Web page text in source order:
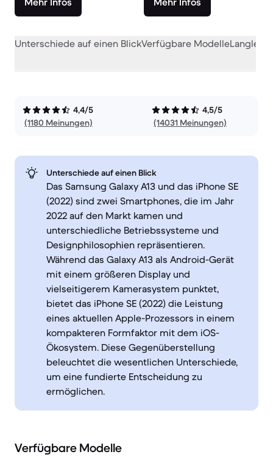
Unterschiede auf einen BlickVerfügbare Modelle
4,4/5
(1180 Meinungen)
4,5/5
(14031 Meinungen)
Unterschiede auf einen Blick
Das Samsung Galaxy A13 und das iPhone SE
(2022) sind zwei Smartphones, die im Jahr
2022 auf den Markt kamen und
unterschiedliche Betriebssysteme und
Designphilosophien repräsentieren.
Während das Galaxy A13 als Android-Gerät
mit einem größeren Display und
vielseitigerem Kamerasystem punktet,
bietet das iPhone SE (2022) die Leistung
eines aktuellen Apple-Prozessors in einem
kompakteren Formfaktor mit dem iOS-
Ökosystem. Diese Gegenüberstellung
beleuchtet die wesentlichen Unterschiede,
um eine fundierte Entscheidung zu
ermöglichen.
Verfügbare Modelle